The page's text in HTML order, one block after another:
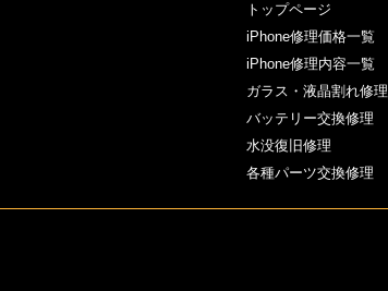
トップページ
iPhone修理価格一覧
iPhone修理内容一覧
ガラス・液晶割れ修理
バッテリー交換修理
水没復旧修理
各種パーツ交換修理